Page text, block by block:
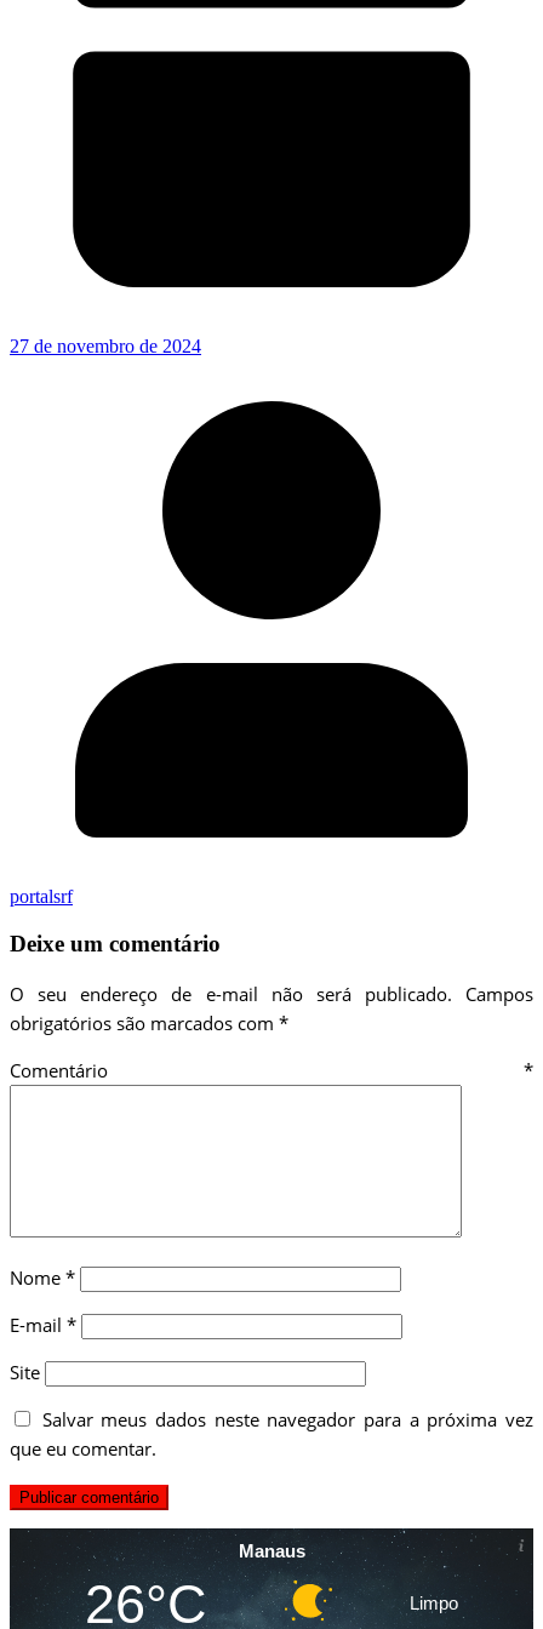
27 de novembro de 2024
portalsrf
Deixe um comentário
O seu endereço de e-mail não será publicado.
Campos
obrigatórios são marcados com *
Comentário *
Nome *
E-mail *
Site
Salvar meus dados neste navegador para a próxima vez
que eu comentar.
Manaus
26°C Limpo